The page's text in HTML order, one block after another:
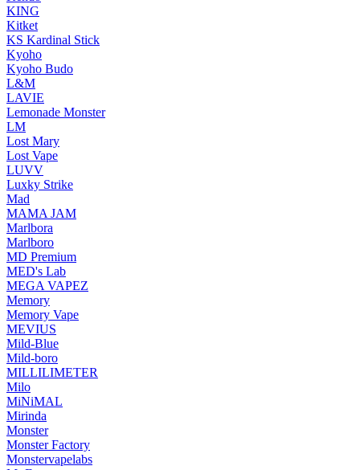
KING
Kitket
KS Kardinal Stick
Kyoho
Kyoho Budo
L&M
LAVIE
Lemonade Monster
LM
Lost Mary
Lost Vape
LUVV
Luxky Strike
Mad
MAMA JAM
Marlbora
Marlboro
MD Premium
MED's Lab
MEGA VAPEZ
Memory
Memory Vape
MEVIUS
Mild-Blue
Mild-boro
MILLILIMETER
Milo
MiNiMAL
Mirinda
Monster
Monster Factory
Monstervapelabs